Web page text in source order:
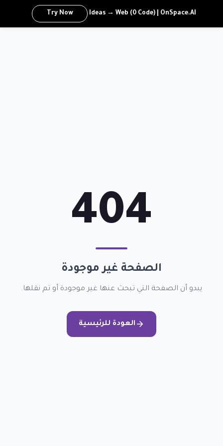
Ideas → Web (0 Code) | OnSpace.AI
Try Now
404
الصفحة غير موجودة
يبدو أن الصفحة التي تبحث عنها غير موجودة أو تم نقلها.
العودة للرئيسية